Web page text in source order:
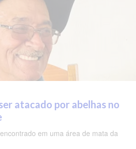
atacado por abelhas no
em uma área de mata da